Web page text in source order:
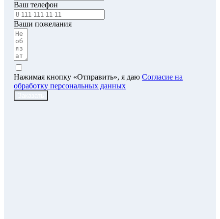
Ваш телефон
Ваши пожелания
Нажимая кнопку «Отправить», я даю Согласие на
обработку персональных данных